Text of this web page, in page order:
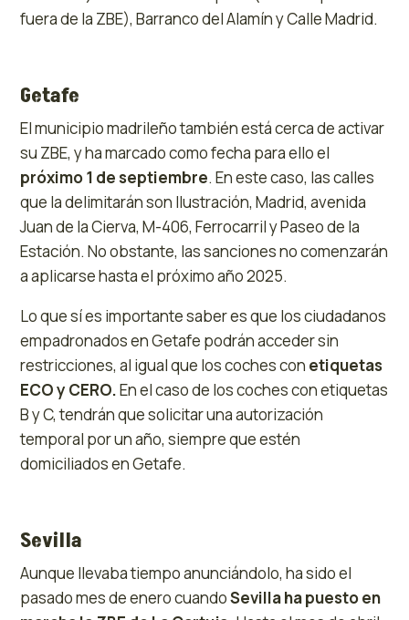
fuera de la ZBE), Barranco del Alamín y Calle Madrid.
Getafe
El municipio madrileño también está cerca de activar
su ZBE, y ha marcado como fecha para ello el
próximo 1 de septiembre. En este caso, las calles
que la delimitarán son llustración, Madrid, avenida
Juan de la Cierva, M-406, Ferrocarril y Paseo de la
Estación. No obstante, las sanciones no comenzarán
a aplicarse hasta el próximo año 2025.
Lo que sí es importante saber es que los ciudadanos
empadronados en Getafe podrán acceder sin
restricciones, al igual que los coches con etiquetas
ECO y CERO.En el caso de los coches con etiquetas
B y C, tendrán que solicitar una autorización
temporal por un año, siempre que estén
domiciliados en Getafe.
Sevilla
Aunque llevaba tiempo anunciándolo, ha sido el
pasado mes de enero cuandoSevilla ha puesto en